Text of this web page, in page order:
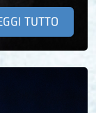
TUTTO